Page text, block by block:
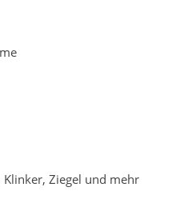
Ziegel und mehr